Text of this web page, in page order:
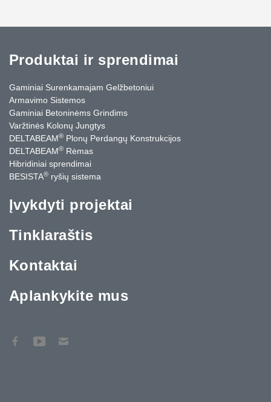
Produktai ir sprendimai
Gaminiai Surenkamajam Gelžbetoniui
Armavimo Sistemos
Gaminiai Betoninėms Grindims
Varžtinės Kolonų Jungtys
DELTABEAM® Plonų Perdangų Konstrukcijos
DELTABEAM® Rėmas
Hibridiniai sprendimai
BESISTA® ryšių sistema
Įvykdyti projektai
Tinklaraštis
Kontaktai
Aplankykite mus